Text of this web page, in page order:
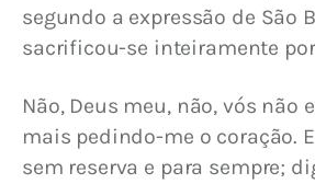
segundo a expressão de São
sacrificou-se inteiramente por
Não, Deus meu, não, vós não
mais pedindo-me o coração.
sem reserva e para sempre;